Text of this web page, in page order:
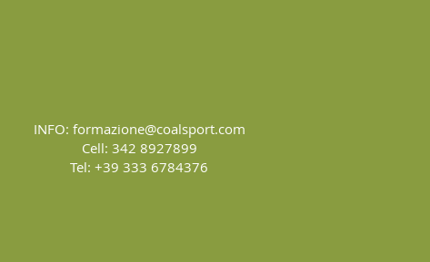
INFO: formazione@coalsport.com
Cell: 342 8927899
Tel: +39 333 6784376